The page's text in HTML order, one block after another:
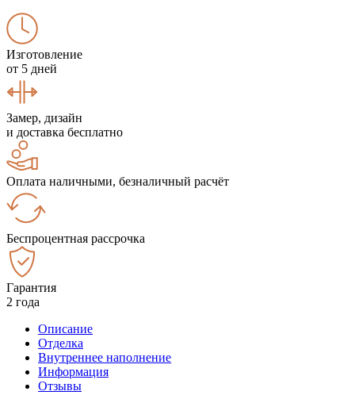
Изготовление
от 5 дней
Замер, дизайн
и доставка бесплатно
Оплата наличными, безналичный расчёт
Беспроцентная рассрочка
Гарантия
2 года
Описание
Отделка
Внутреннее наполнение
Информация
Отзывы